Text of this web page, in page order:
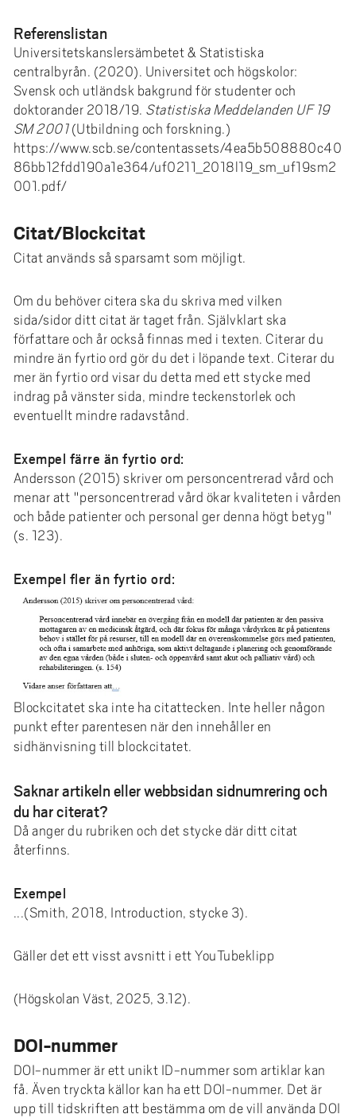
Referenslistan
Universitetskanslersämbetet & Statistiska
centralbyrån. (2020). Universitet och högskolor:
Svensk och utländsk bakgrund för studenter och
doktorander 2018/19. Statistiska Meddelanden UF 19
SM 2001 (Utbildning och forskning.)
https://www.scb.se/contentassets/4ea5b508880c40
86bb12fdd190a1e364/uf0211_2018l19_sm_uf19sm2
001.pdf/
Citat/Blockcitat
Citat används så sparsamt som möjligt.
Om du behöver citera ska du skriva med vilken
sida/sidor ditt citat är taget från. Självklart ska
författare och år också finnas med i texten. Citerar du
mindre än fyrtio ord gör du det i löpande text. Citerar du
mer än fyrtio ord visar du detta med ett stycke med
indrag på vänster sida, mindre teckenstorlek och
eventuellt mindre radavstånd.
Exempel färre än fyrtio ord:
Andersson (2015) skriver om personcentrerad vård och
menar att "personcentrerad vård ökar kvaliteten i vården
och både patienter och personal ger denna högt betyg"
(s. 123).
Exempel fler än fyrtio ord:
Blockcitatet ska inte ha citattecken. Inte heller någon
punkt efter parentesen när den innehåller en
sidhänvisning till blockcitatet.
Saknar artikeln eller webbsidan sidnumrering och
du har citerat?
Då anger du rubriken och det stycke där ditt citat
återfinns.
Exempel
...(Smith, 2018, Introduction, stycke 3).
Gäller det ett visst avsnitt i ett YouTubeklipp
(Högskolan Väst, 2025, 3.12).
DOI-nummer
DOI-nummer är ett unikt ID-nummer som artiklar kan
få. Även tryckta källor kan ha ett DOI-nummer. Det är
upp till tidskriften att bestämma om de vill använda DOI